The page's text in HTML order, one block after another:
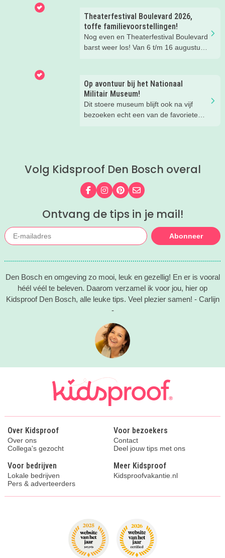
het hele gezin. In het water, op het
strand, in de speeltuin of in het gras!
Tijd om lekker aftekoelen in het
zwemwater.
Theaterfestival Boulevard 2026,
toffe familievoorstellingen!
Nog even en Theaterfestival Boulevard
barst weer los! Van 6 t/m 16 augustus
jeugdvoorstellingen, creatieve
workshops, straattheater en het
gezellige familieplein IK MAAK MEE.
Omdat er iedere dag zoveel te beleven
Op avontuur bij het Nationaal
Militair Museum!
Dit stoere museum blijft ook na vijf
bezoeken echt een van de favoriete
stormbaan buiten’, ‘de Xplore’ en het
dus alle reden om nog een keer te
gaan!
Volg Kidsproof Den Bosch overal
Volg ons op Facebook
Volg ons op Instagram
Volg ons op Pinterest
Mail ons
Ontvang de tips in je mail!
Abonneer
Den Bosch en omgeving zo mooi, leuk en gezellig! En er is vooral
héél véél te beleven. Daarom verzamel ik voor jou, hier op
Kidsproof Den Bosch, alle leuke tips. Veel plezier samen! - Carlijn
-
Over Kidsproof
Over ons
Collega's gezocht
Voor bezoekers
Contact
Deel jouw tips met ons
Voor bedrijven
Lokale bedrijven
Pers & adverteerders
Meer Kidsproof
Kidsproofvakantie.nl